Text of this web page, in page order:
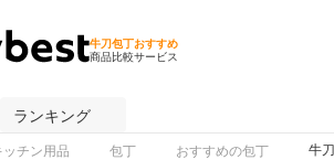
牛刀包丁おすすめ
商品比較サービス
ランキング
ッチン用品 包丁 おすすめの包丁 牛